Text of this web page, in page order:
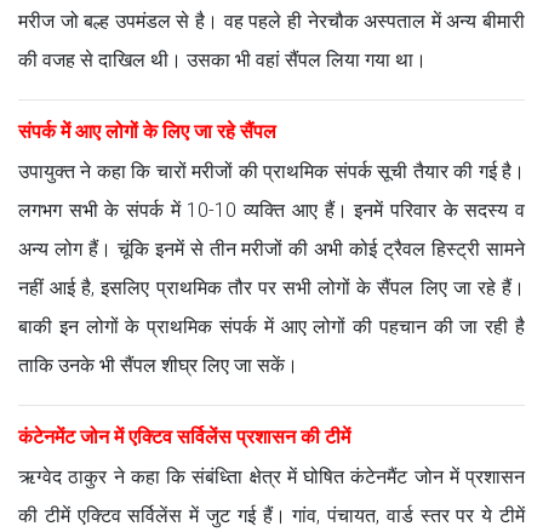
मरीज जो बल्ह उपमंडल से है। वह पहले ही नेरचौक अस्पताल में अन्य बीमारी
की वजह से दाखिल थी। उसका भी वहां सैंपल लिया गया था।
संपर्क में आए लोगों के लिए जा रहे सैंपल
उपायुक्त ने कहा कि चारों मरीजों की प्राथमिक संपर्क सूची तैयार की गई है।
लगभग सभी के संपर्क में 10-10 व्यक्ति आए हैं। इनमें परिवार के सदस्य व
अन्य लोग हैं। चूंकि इनमें से तीन मरीजों की अभी कोई ट्रैवल हिस्ट्री सामने
नहीं आई है, इसलिए प्राथमिक तौर पर सभी लोगों के सैंपल लिए जा रहे हैं।
बाकी इन लोगों के प्राथमिक संपर्क में आए लोगों की पहचान की जा रही है
ताकि उनके भी सैंपल शीघ्र लिए जा सकें।
कंटेनमेंट जोन में एक्टिव सर्विलेंस प्रशासन की टीमें
ऋग्वेद ठाकुर ने कहा कि संबंध्तिा क्षेत्र में घोषित कंटेनमैंट जोन में प्रशासन
की टीमें एक्टिव सर्विलेंस में जुट गई हैं। गांव, पंचायत, वार्ड स्तर पर ये टीमें